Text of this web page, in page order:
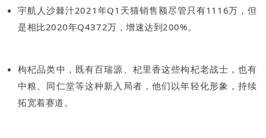
宇航人沙棘汁2021年Q1天猫销售额尽管只有1116万，但
是相比2020年Q4372万，增速达到200%。
枸杞品类中，既有百瑞源、杞里香这些枸杞老战士，也有
中粮、同仁堂等这种新入局者，他们以年轻化形象，持续
拓宽着赛道。